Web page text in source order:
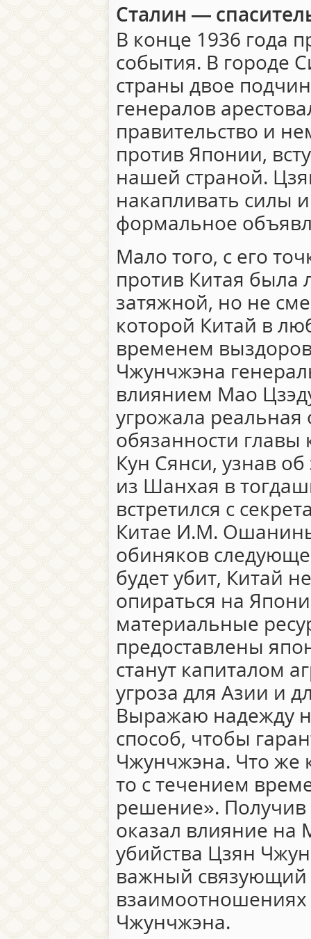
Сталин —
В конце 1936 года
события. В городе
страны двое
генералов
правительство и
против Японии,
нашей страной.
накапливать силы
формальное
Мало того, с его
против Китая
затяжной, но не
которой Китай в
временем
Чжунчжэна
влиянием Мао
угрожала
обязанности главы
Кун Сянси, узнав
из Шанхая в
встретился с
Китае И.М.
обиняков
будет убит, Китай
опираться на
материальные
предоставлены
станут капиталом
угроза для Азии и
Выражаю надежду
способ, чтобы
Чжунчжэна. Что же
то с течением
решение». Получив
оказал влияние на
убийства Цзян
важный
Чжунчжэна.